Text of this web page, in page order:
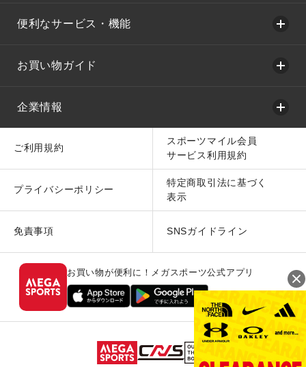
便利なサービス・機能
お買い物ガイド
企業情報
ご利用規約
スポーツマイル会員
サービス利用規約
プライバシーポリシー
特定商取引法に基づく
表示
免責事項 SNSガイドライン
お買い物が便利に！メガスポーツ公式アプリ